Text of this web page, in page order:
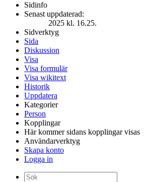
Sidinfo
Senast uppdaterad:
2025 kl. 16.25.
Sidverktyg
Sida
Diskussion
Visa
Visa formulär
Visa wikitext
Historik
Uppdatera
Kategorier
Person
Kopplingar
Här kommer sidans kopplingar visas
Användarverktyg
Skapa konto
Logga in